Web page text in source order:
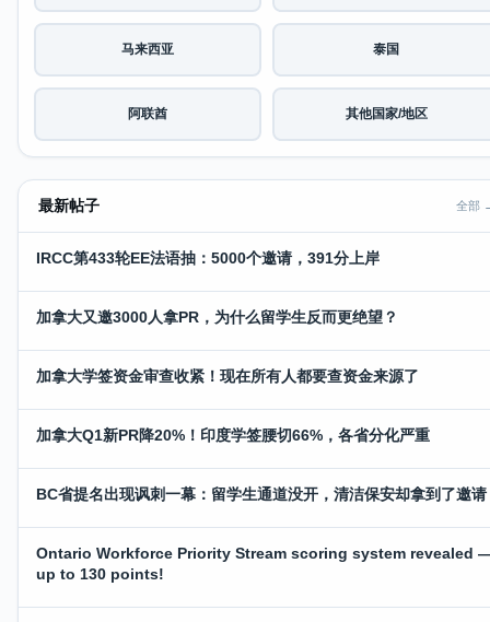
马来西亚 泰国
阿联酋 其他国家/地区
最新帖子 全部
IRCC第433轮EE法语抽：5000个邀请，391分上岸
加拿大又邀3000人拿PR，为什么留学生反而更绝望？
加拿大学签资金审查收紧！现在所有人都要查资金来源了
加拿大Q1新PR降20%！印度学签腰切66%，各省分化严重
BC省提名出现讽刺一幕：留学生通道没开，清洁保安却拿到了邀请
Ontario Workforce Priority Stream scoring system revealed
up to 130 points!